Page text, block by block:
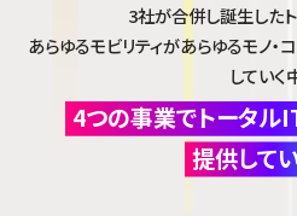
3社が合併し誕生したト
あらゆるモビリティがあらゆるモノ・
していく
4つの事業でトータル
提供してい